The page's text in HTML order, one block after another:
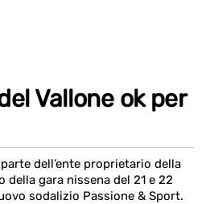
Vallone ok per
dell’ente proprietario della
gara nissena del 21 e 22
sodalizio Passione & Sport.